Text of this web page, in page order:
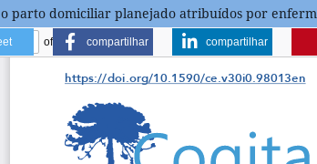
parto domiciliar planejado atribuídos por
compartilhar compartilhar